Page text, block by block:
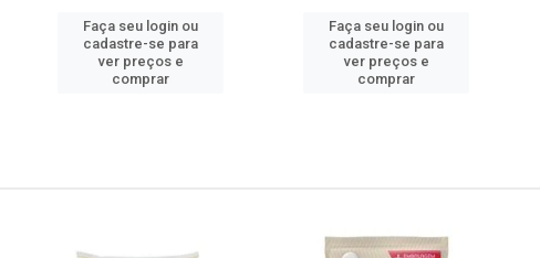
Faça seu login ou
cadastre-se para
ver preços e
comprar
Faça seu login ou
cadastre-se para
ver preços e
comprar